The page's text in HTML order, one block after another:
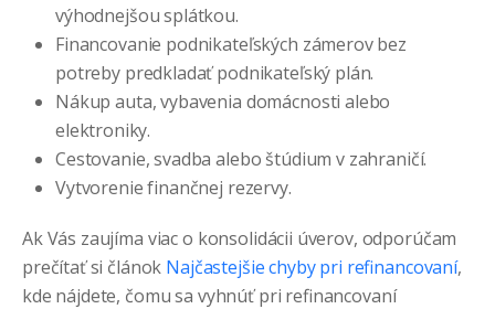
výhodnejšou splátkou.
Financovanie podnikateľských zámerov bez
potreby predkladať podnikateľský plán.
Nákup auta, vybavenia domácnosti alebo
elektroniky.
Cestovanie, svadba alebo štúdium v zahraničí.
Vytvorenie finančnej rezervy.
Ak Vás zaujíma viac o konsolidácii úverov, odporúčam
prečítať si článok Najčastejšie chyby pri refinancovaní,
kde nájdete, čomu sa vyhnúť pri refinancovaní